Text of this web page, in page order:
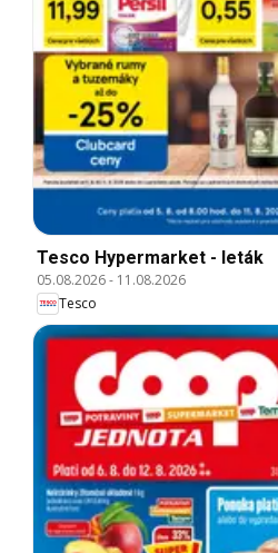
Tesco Hypermarket - leták
05.08.2026- 11.08.2026
Tesco